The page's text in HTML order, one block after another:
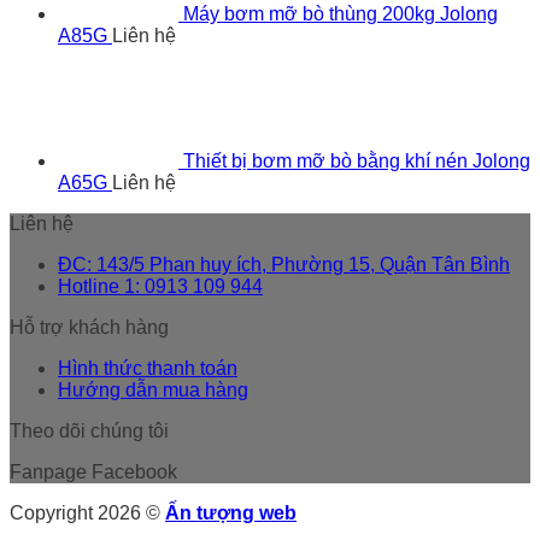
Máy bơm mỡ bò thùng 200kg Jolong
A85G Liên hệ
Thiết bị bơm mỡ bò bằng khí nén Jolong
A65G Liên hệ
Liên hệ
ĐC: 143/5 Phan huy ích, Phường 15, Quận Tân Bình
Hotline 1: 0913 109 944
Hỗ trợ khách hàng
Hình thức thanh toán
Hướng dẫn mua hàng
Theo dõi chúng tôi
Fanpage Facebook
Copyright 2026 © Ấn tượng web